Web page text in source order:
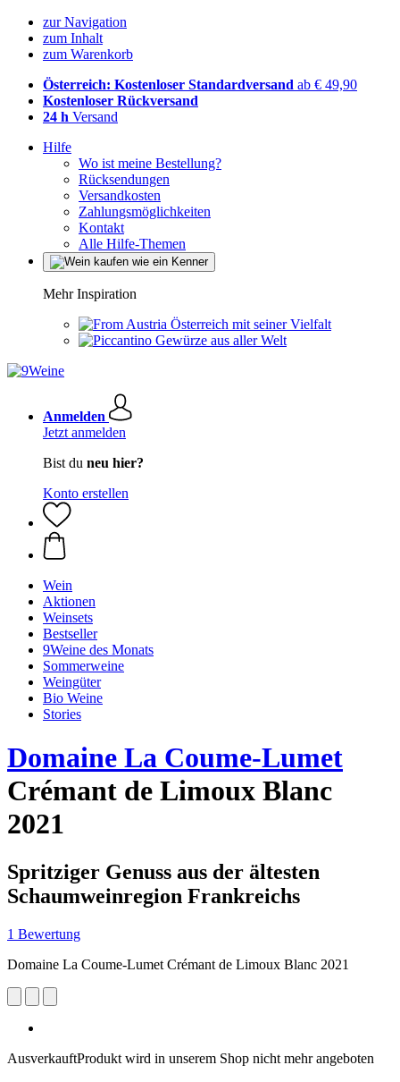
zur Navigation
zum Inhalt
zum Warenkorb
Österreich: Kostenloser Standardversand ab € 49,90
Kostenloser Rückversand
24 h Versand
Hilfe
Wo ist meine Bestellung?
Rücksendungen
Versandkosten
Zahlungsmöglichkeiten
Kontakt
Alle Hilfe-Themen
Mehr Inspiration
Österreich mit seiner Vielfalt
Gewürze aus aller Welt
Anmelden
Jetzt anmelden
Bist du neu hier?
Konto erstellen
Wein
Aktionen
Weinsets
Bestseller
9Weine des Monats
Sommerweine
Weingüter
Bio Weine
Stories
Domaine La Coume-Lumet
Crémant de Limoux Blanc
2021
Spritziger Genuss aus der ältesten
Schaumweinregion Frankreichs
1 Bewertung
Domaine La Coume-Lumet Crémant de Limoux Blanc 2021
AusverkauftProdukt wird in unserem Shop nicht mehr angeboten